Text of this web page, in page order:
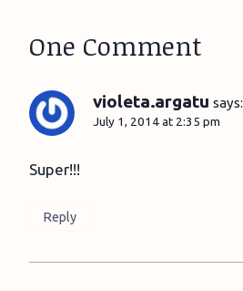
One Comment
violeta.argatu says:
July 1, 2014 at 2:35 pm
Super!!!
Reply